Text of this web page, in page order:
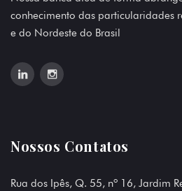
conhecimento das particularidades
e do Nordeste do Brasil
Nossos Contatos
Rua dos Ipês, Q. 55, nº 16, Jardim